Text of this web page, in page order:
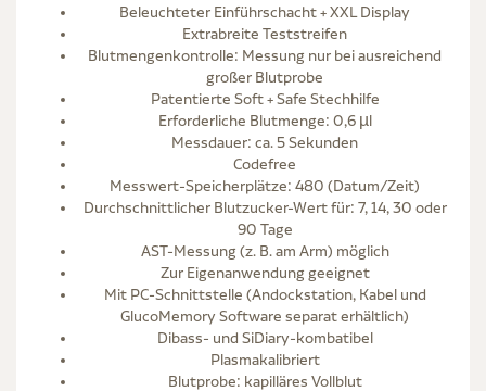
Beleuchteter Einführschacht + XXL Display
Extrabreite Teststreifen
Blutmengenkontrolle: Messung nur bei ausreichend
großer Blutprobe
Patentierte Soft + Safe Stechhilfe
Erforderliche Blutmenge: 0,6 µl
Messdauer: ca. 5 Sekunden
Codefree
Messwert-Speicherplätze: 480 (Datum/Zeit)
Durchschnittlicher Blutzucker-Wert für: 7, 14, 30 oder
90 Tage
AST-Messung (z. B. am Arm) möglich
Zur Eigenanwendung geeignet
Mit PC-Schnittstelle (Andockstation, Kabel und
GlucoMemory Software separat erhältlich)
Dibass- und SiDiary-kombatibel
Plasmakalibriert
Blutprobe: kapilläres Vollblut